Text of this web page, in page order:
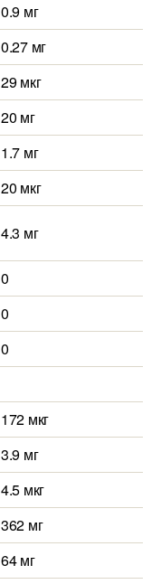
0.9 мг
0.27 мг
29 мкг
20 мг
1.7 мг
20 мкг
4.3 мг
0
0
0
172 мкг
3.9 мг
4.5 мкг
362 мг
64 мг